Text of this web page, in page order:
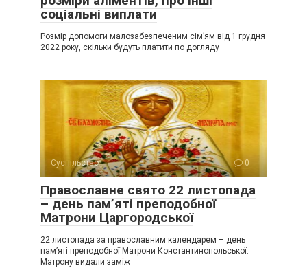
соціальні виплати
Розмір допомоги малозабезпеченим сім’ям від 1 грудня
2022 року, скільки будуть платити по догляду
Суспільство 0
Православне свято 22 листопада
– день пам’яті преподобної
Матрони Царгородської
22 листопада за православним календарем – день
пам’яті преподобної Матрони Константинопольської.
Матрону видали заміж